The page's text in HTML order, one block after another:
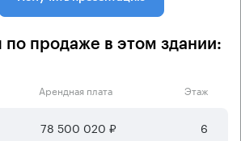
по продаже в этом здании:
Арендная плата Этаж
78 500 020 ₽ 6